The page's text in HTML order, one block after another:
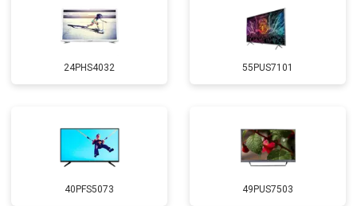
24PHS4032 55PUS7101
40PFS5073 49PUS7503